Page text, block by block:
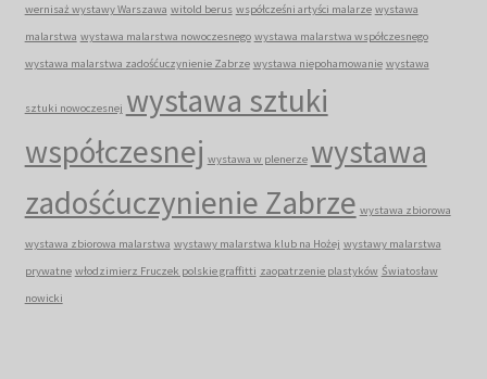
wernisaż wystawy Warszawa witold berus współcześni artyści malarze wystawa
malarstwa wystawa malarstwa nowoczesnego wystawa malarstwa współczesnego
wystawa malarstwa zadośćuczynienie Zabrze wystawa niepohamowanie wystawa
sztuki nowoczesnej wystawa sztuki
współczesnej wystawa w plenerze wystawa
zadośćuczynienie Zabrze wystawa zbiorowa
wystawa zbiorowa malarstwa wystawy malarstwa klub na Hożej wystawy malarstwa
prywatne włodzimierz Fruczek polskie graffitti zaopatrzenie plastyków Światosław
nowicki